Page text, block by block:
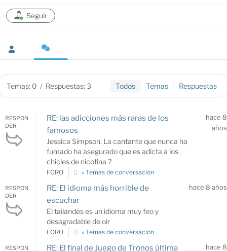
Seguir
Temas: 0 / Respuestas: 3 Todos Temas Respuestas
RESPON
DER
RE: las adicciones más raras de los
famosos
Jessica Simpson. La cantante que nunca ha
fumado ha asegurado que es adicta a los
chicles de nicotina ?
hace 8
años
FORO » Temas de conversación
RESPON
DER
RE: El idioma más horrible de
escuchar
El tailandés es un idioma muy feo y
desagradable de oir
hace 8 años
FORO » Temas de conversación
RESPON RE: El final de Juego de Tronos última hace 8